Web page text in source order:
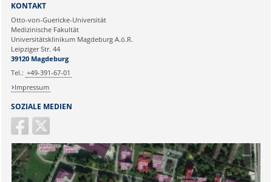
Ihre E-Mailadresse:
Ihr Anliegen:
SOZIALE MEDIEN
KONTAKT
Otto-von-Guericke-Universität
Medizinische Fakultät
Universitätsklinikum Magdeburg A.ö.R.
Leipziger Str. 44
39120 Magdeburg
Tel.: +49-391-67-01
Impressum